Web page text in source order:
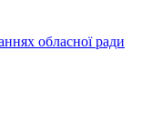
обласної ради